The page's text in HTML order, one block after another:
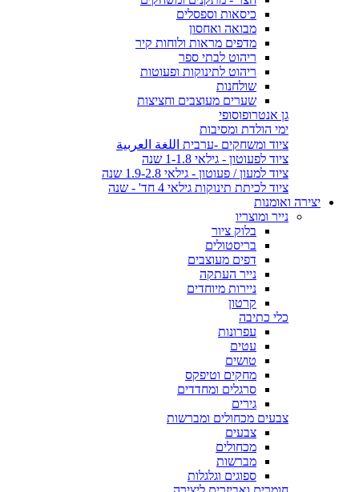
כיסאות וספסלים
מבואה ואחסון
מדפים מראות ולוחות קיר
ריהוט לבתי ספר
ריהוט לתינוקות ופעוטות
שולחנות
שערים מעוצבים וחציצות
גן אנטרופוסופי
ימי הולדת ומסיבות
ציוד ומשחקים -ערבית اللغة العربية
ציוד לפעוטון - גילאי 1-1.8 שנה
ציוד למעון / פעוטון - גילאי 1.9-2.8 שנה
ציוד לכיתת תינוקות גילאי 4 חד' - שנה
יצירה ואומנות
נייר ומוצריו
בלוק ציור
בריסטולים
דפים מעוצבים
נייר העתקה
ניירות מיוחדים
קרטון
כלי כתיבה
עפרונות
עטים
טושים
מחקים וטיפקס
סרגלים ומחדדים
גירים
צבעים מכחולים ומברשות
צבעים
מכחולים
מברשות
ספוגים וגלגלות